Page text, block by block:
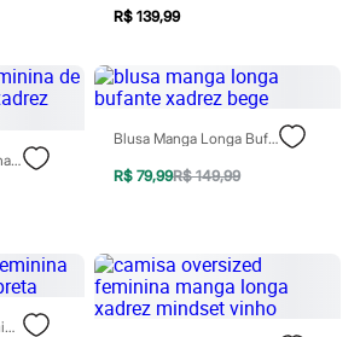
R$ 139,99
Blusa Peplum Feminina De Algodão Alça Fina Xadrez Mindset Azul
Blusa Manga Longa Bufante Xadrez Bege
R$ 79,99R$ 149,99
Camisa Muscle Feminina De Viscose Xadrez Preta